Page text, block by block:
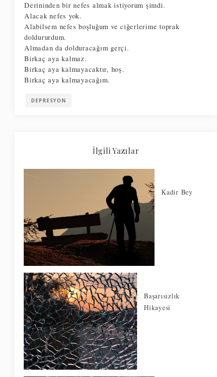
Derininden bir nefes almak istiyorum şimdi.
Alacak nefes yok.
Alabilsem nefes boşluğum ve ciğerlerime toprak
doldururdum.
Almadan da dolduracağım gerçi.
Birkaç aya kalmaz.
Birkaç aya kalmayacaktır, hoş.
Birkaç aya kalmayacağım.
DEPRESYON
İlgili Yazılar
Kadir Bey
Başarısızlık
Hikayesi